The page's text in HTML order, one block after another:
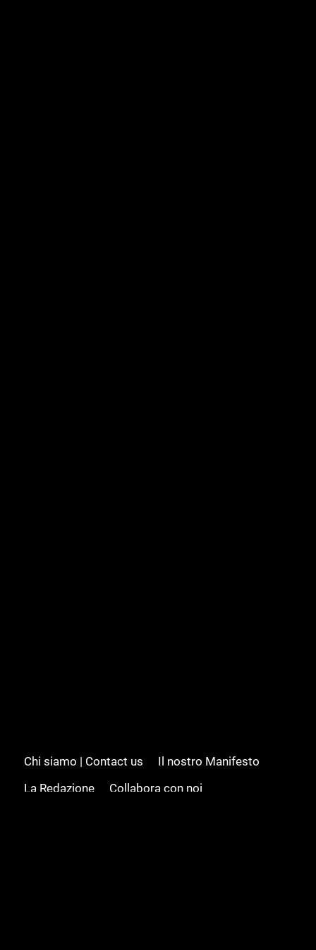
Chi siamo | Contact us
Il nostro Manifesto
La Redazione
Collabora con noi